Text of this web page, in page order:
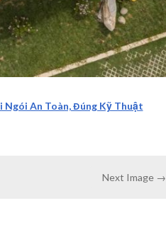
Ngói An Toàn, Đúng Kỹ Thuật
Next Image →